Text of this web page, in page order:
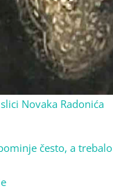
Novaka Radonića
često, a trebalo